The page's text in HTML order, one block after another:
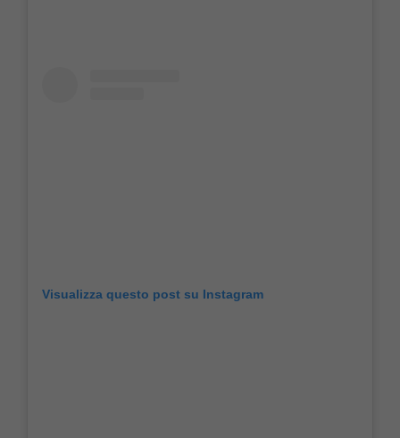
Visualizza questo post su Instagram